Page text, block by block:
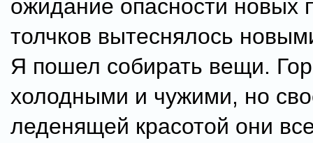
ожидание опасности новых
толчков вытеснялось
Я пошел собирать вещи.
холодными и чужими, но
леденящей красотой они